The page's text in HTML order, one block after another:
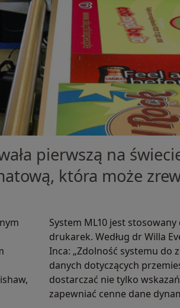
pierwszą na
która może
System ML10 jest
drukarek. Według dr Willa
Inca: „Zdolność systemu do
danych dotyczących
dostarczać nie tylko
zapewniać cenne dane